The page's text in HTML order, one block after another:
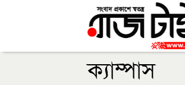
ক্যাম্পাস